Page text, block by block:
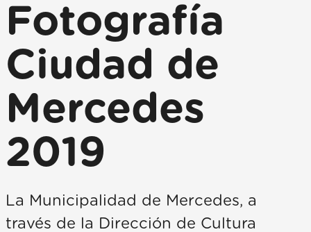
Fotografía
Ciudad de
Mercedes
2019
La Municipalidad de Mercedes, a
través de la Dirección de Cultura